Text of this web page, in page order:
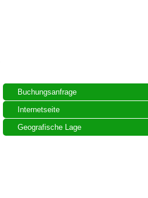
Buchungsanfrage
Internetseite
Geografische Lage